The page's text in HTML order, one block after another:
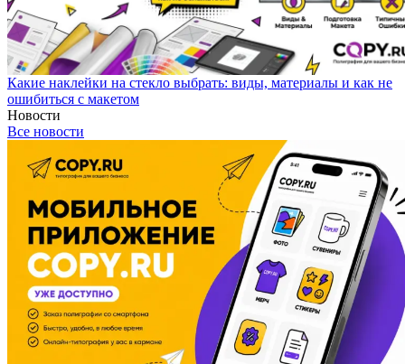
Какие наклейки на стекло выбрать: виды, материалы и как не
ошибиться с макетом
Новости
Все новости